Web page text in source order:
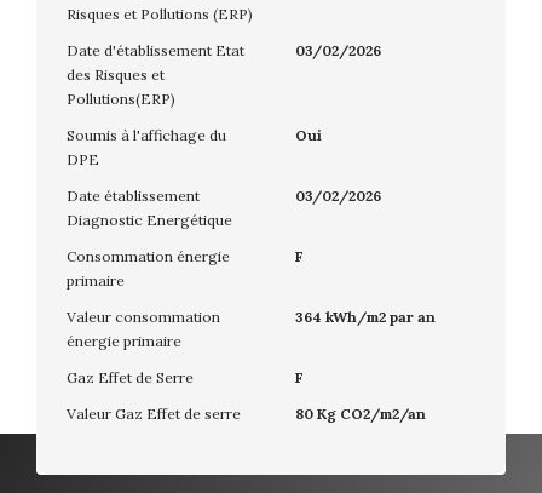
Risques et Pollutions (ERP)
Date d'établissement Etat
des Risques et
Pollutions(ERP)
03/02/2026
Soumis à l'affichage du
DPE
Oui
Date établissement
Diagnostic Energétique
03/02/2026
Consommation énergie
primaire
F
Valeur consommation
énergie primaire
364 kWh/m2 par an
Gaz Effet de Serre
F
Valeur Gaz Effet de serre
80 Kg CO2/m2/an